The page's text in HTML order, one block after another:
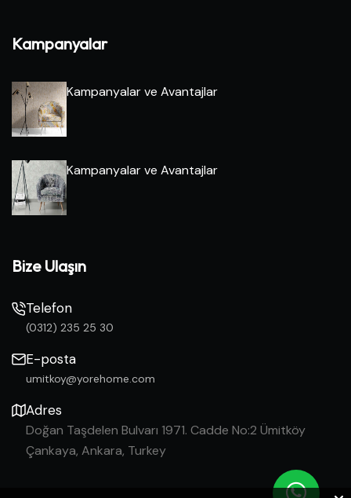
Kampanyalar
Kampanyalar ve Avantajlar
Kampanyalar ve Avantajlar
Bize Ulaşın
Telefon
(0312) 235 25 30
E-posta
umitkoy@yorehome.com
Adres
Doğan Taşdelen Bulvarı 1971. Cadde No:2 Ümitköy
Çankaya, Ankara, Turkey